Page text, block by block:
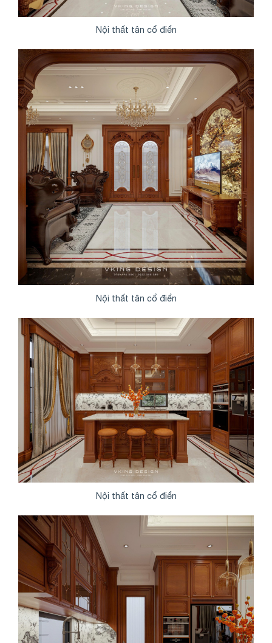
Nội thất tân cổ điển
Nội thất tân cổ điển
Nội thất tân cổ điển